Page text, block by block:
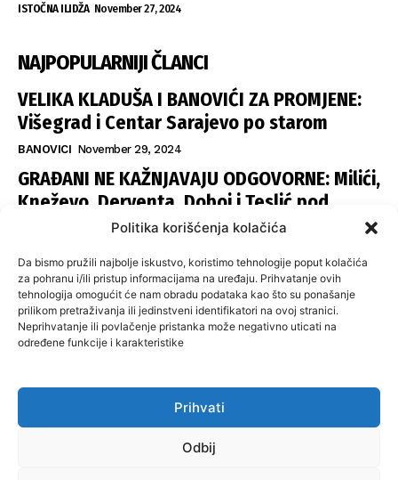
Politika korišćenja kolačića
Da bismo pružili najbolje iskustvo, koristimo tehnologije poput kolačića
za pohranu i/ili pristup informacijama na uređaju. Prihvatanje ovih
tehnologija omogućit će nam obradu podataka kao što su ponašanje
prilikom pretraživanja ili jedinstveni identifikatori na ovoj stranici.
Neprihvatanje ili povlačenje pristanka može negativno uticati na
određene funkcije i karakteristike
Prihvati
Odbij
ISTOČNA ILIDŽA November 27, 2024
NAJPOPULARNIJI ČLANCI
VELIKA KLADUŠA I BANOVIĆI ZA PROMJENE:
Višegrad i Centar Sarajevo po starom
BANOVICI November 29, 2024
GRAĐANI NE KAŽNJAVAJU ODGOVORNE: Milići,
Kneževo, Derventa, Doboj i Teslić pod
šapom istih stranaka
SNSD UČVRSTIO VLAST U ISTOČNOM
SARAJEVU: Opoziciji dvije opštine, slijedi
raspodjela funkcija
Politika privatnosti